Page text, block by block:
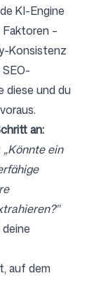
KI-Engine
–
Konsistenz
diese und du
an:
„Könnte ein
auf dem